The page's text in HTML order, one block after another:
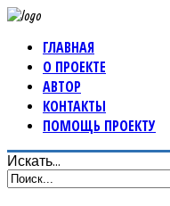
ГЛАВНАЯ
О ПРОЕКТЕ
АВТОР
КОНТАКТЫ
ПОМОЩЬ ПРОЕКТУ
Искать...